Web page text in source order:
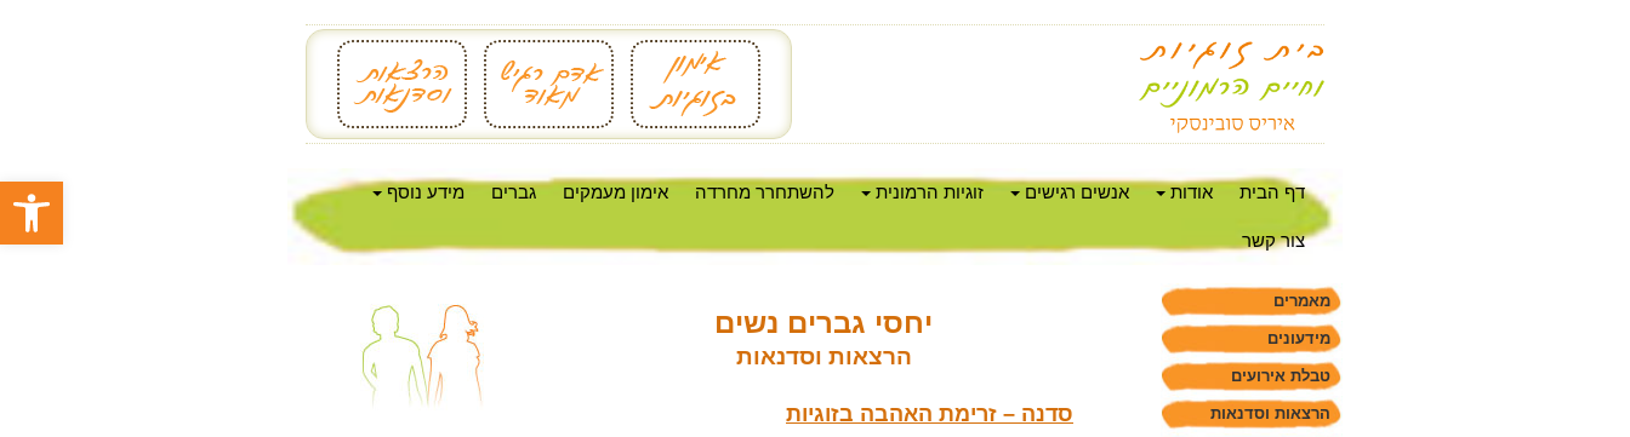
פתח דף הבית אודות אנשים רגישים זוגיות הרמונית להשתחרר מחרדה אימון מעמקים גברים מידע נוסף
צור קשר
יחסי גברים נשים
הרצאות וסדנאות
סדנה – זרימת האהבה בזוגיות
מאמרים
מידעונים
טבלת אירועים
הרצאות וסדנאות